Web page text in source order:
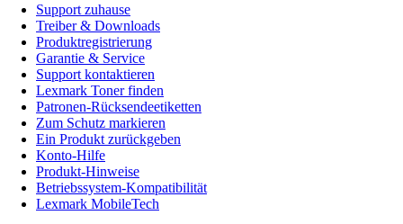
Support zuhause
Treiber & Downloads
Produktregistrierung
Garantie & Service
Support kontaktieren
Lexmark Toner finden
Patronen-Rücksendeetiketten
Zum Schutz markieren
Ein Produkt zurückgeben
Konto-Hilfe
Produkt-Hinweise
Betriebssystem-Kompatibilität
Lexmark MobileTech